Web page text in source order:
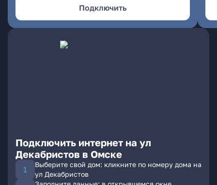
Подключить
Подключить интернет на ул
Декабристов в Омске
Выберите свой дом: кликните по номеру дома на
ул Декабристов